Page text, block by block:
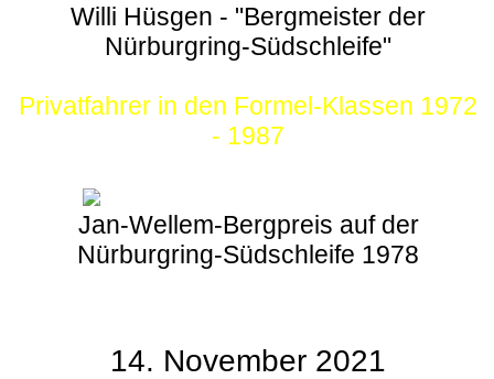
Willi Hüsgen - "Bergmeister der
Nürburgring-Südschleife"
Privatfahrer in den Formel-Klassen 1972
- 1987
Jan-Wellem-Bergpreis auf der
Nürburgring-Südschleife 1978
14. November 2021